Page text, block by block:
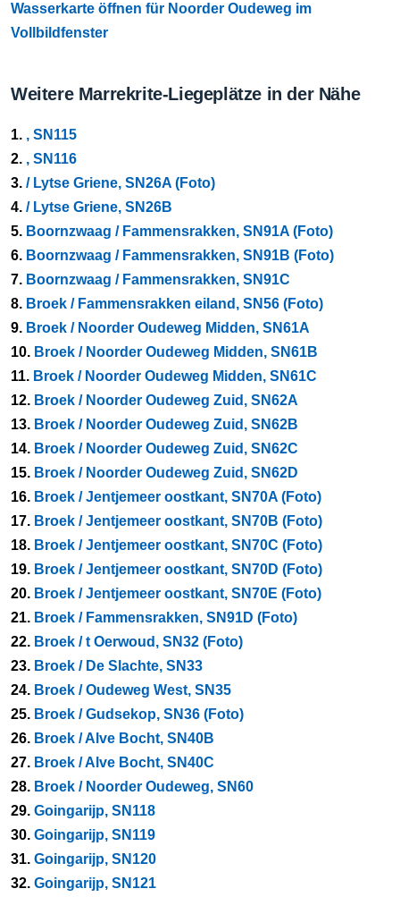
Wasserkarte öffnen für Noorder Oudeweg im
Vollbildfenster
Weitere Marrekrite-Liegeplätze in der Nähe
1. , SN115
2. , SN116
3. / Lytse Griene, SN26A (Foto)
4. / Lytse Griene, SN26B
5. Boornzwaag / Fammensrakken, SN91A (Foto)
6. Boornzwaag / Fammensrakken, SN91B (Foto)
7. Boornzwaag / Fammensrakken, SN91C
8. Broek / Fammensrakken eiland, SN56 (Foto)
9. Broek / Noorder Oudeweg Midden, SN61A
10. Broek / Noorder Oudeweg Midden, SN61B
11. Broek / Noorder Oudeweg Midden, SN61C
12. Broek / Noorder Oudeweg Zuid, SN62A
13. Broek / Noorder Oudeweg Zuid, SN62B
14. Broek / Noorder Oudeweg Zuid, SN62C
15. Broek / Noorder Oudeweg Zuid, SN62D
16. Broek / Jentjemeer oostkant, SN70A (Foto)
17. Broek / Jentjemeer oostkant, SN70B (Foto)
18. Broek / Jentjemeer oostkant, SN70C (Foto)
19. Broek / Jentjemeer oostkant, SN70D (Foto)
20. Broek / Jentjemeer oostkant, SN70E (Foto)
21. Broek / Fammensrakken, SN91D (Foto)
22. Broek / t Oerwoud, SN32 (Foto)
23. Broek / De Slachte, SN33
24. Broek / Oudeweg West, SN35
25. Broek / Gudsekop, SN36 (Foto)
26. Broek / Alve Bocht, SN40B
27. Broek / Alve Bocht, SN40C
28. Broek / Noorder Oudeweg, SN60
29. Goingarijp, SN118
30. Goingarijp, SN119
31. Goingarijp, SN120
32. Goingarijp, SN121